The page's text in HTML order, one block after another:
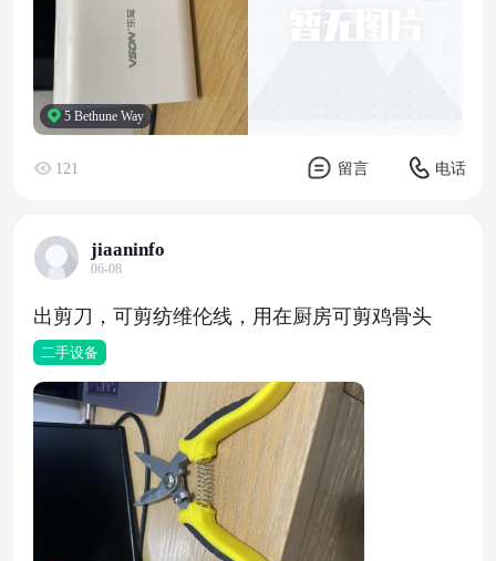
5 Bethune Way
121 留言 电话
jiaaninfo
06-08
出剪刀，可剪纺维伦线，用在厨房可剪鸡骨头
二手设备